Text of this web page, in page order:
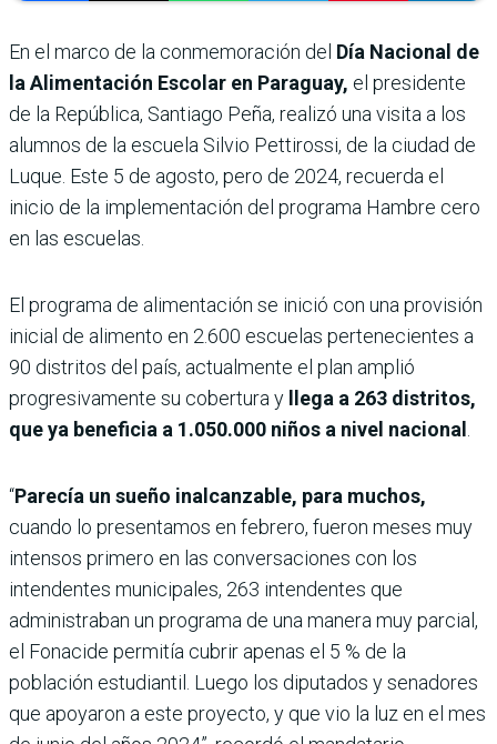
En el marco de la conmemoración del Día Nacional de
la Alimentación Escolar en Paraguay, el presidente
de la República, Santiago Peña, realizó una visita a los
alumnos de la escuela Silvio Pettirossi, de la ciudad de
Luque. Este 5 de agosto, pero de 2024, recuerda el
inicio de la implementación del programa Hambre cero
en las escuelas.
El programa de alimentación se inició con una provisión
inicial de alimento en 2.600 escuelas pertenecientes a
90 distritos del país, actualmente el plan amplió
progresivamente su cobertura y
llega a 263 distritos,
que ya beneficia a 1.050.000 niños a nivel nacional
“Parecía un sueño inalcanzable, para muchos,
cuando lo presentamos en febrero, fueron meses muy
intensos primero en las conversaciones con los
intendentes municipales, 263 intendentes que
administraban un programa de una manera muy parcial,
el Fonacide permitía cubrir apenas el 5 % de la
población estudiantil. Luego los diputados y senadores
que apoyaron a este proyecto, y que vio la luz en el mes